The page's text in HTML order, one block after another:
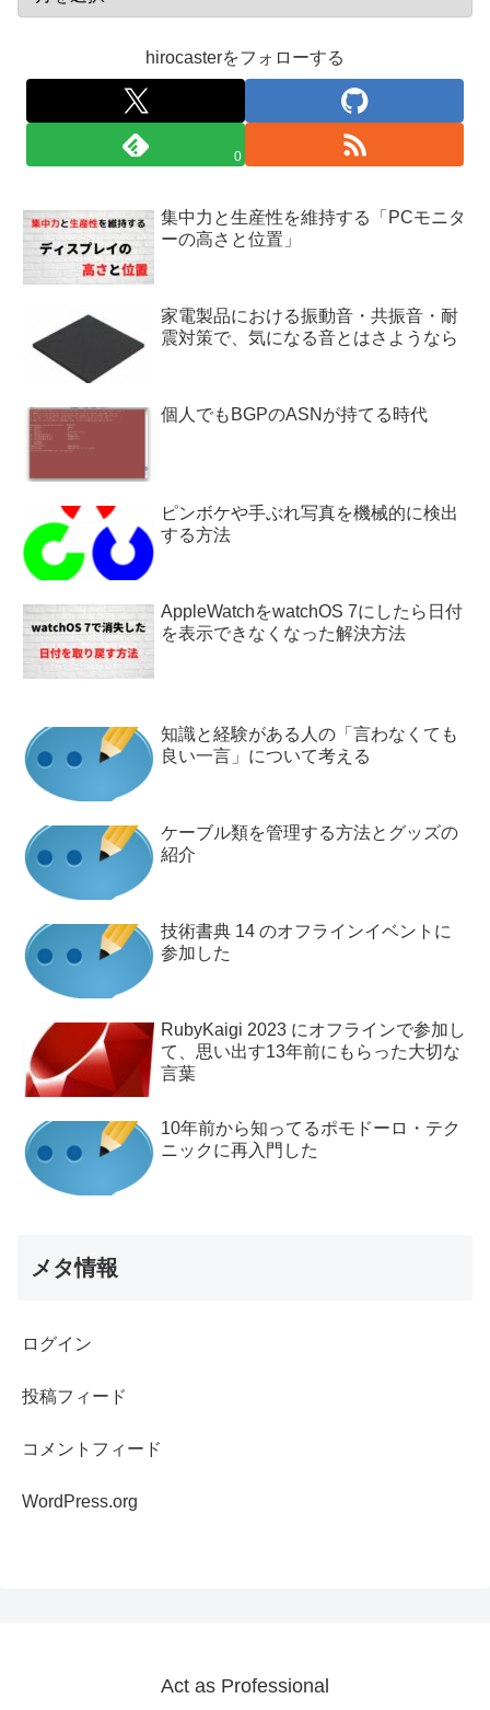
hirocasterをフォローする
0
集中力と生産性を維持する「PCモニタ
ーの高さと位置」
家電製品における振動音・共振音・耐
震対策で、気になる音とはさようなら
個人でもBGPのASNが持てる時代
ピンボケや手ぶれ写真を機械的に検出
する方法
AppleWatchをwatchOS 7にしたら日付
を表示できなくなった解決方法
知識と経験がある人の「言わなくても
良い一言」について考える
ケーブル類を管理する方法とグッズの
紹介
技術書典 14 のオフラインイベントに
参加した
RubyKaigi 2023 にオフラインで参加し
て、思い出す13年前にもらった大切な
言葉
10年前から知ってるポモドーロ・テク
ニックに再入門した
メタ情報
ログイン
投稿フィード
コメントフィード
WordPress.org
Act as Professional